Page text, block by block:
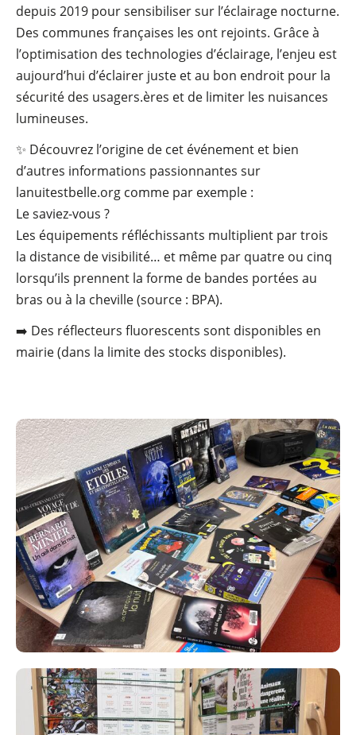
depuis 2019 pour sensibiliser sur l’éclairage nocturne.
Des communes françaises les ont rejoints. Grâce à
l’optimisation des technologies d’éclairage, l’enjeu est
aujourd’hui d’éclairer juste et au bon endroit pour la
sécurité des usagers.ères et de limiter les nuisances
lumineuses.
✨ Découvrez l’origine de cet événement et bien
d’autres informations passionnantes sur
lanuitestbelle.org comme par exemple :
Le saviez-vous ?
Les équipements réfléchissants multiplient par trois
la distance de visibilité… et même par quatre ou cinq
lorsqu’ils prennent la forme de bandes portées au
bras ou à la cheville (source : BPA).
➡️ Des réflecteurs fluorescents sont disponibles en
mairie (dans la limite des stocks disponibles).